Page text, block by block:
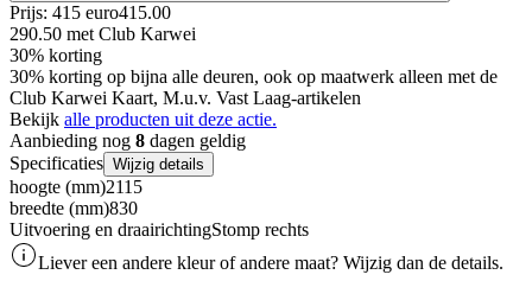
Prijs: 415 euro415.00
290.50 met Club Karwei
30% korting
30% korting op bijna alle deuren, ook op maatwerk alleen met de
Club Karwei Kaart, M.u.v. Vast Laag-artikelen
Bekijk alle producten uit deze actie.
Aanbieding nog 8 dagen geldig
Specificaties Wijzig details
hoogte (mm)2115
breedte (mm)830
Uitvoering en draairichtingStomp rechts
Liever een andere kleur of andere maat? Wijzig dan de details.